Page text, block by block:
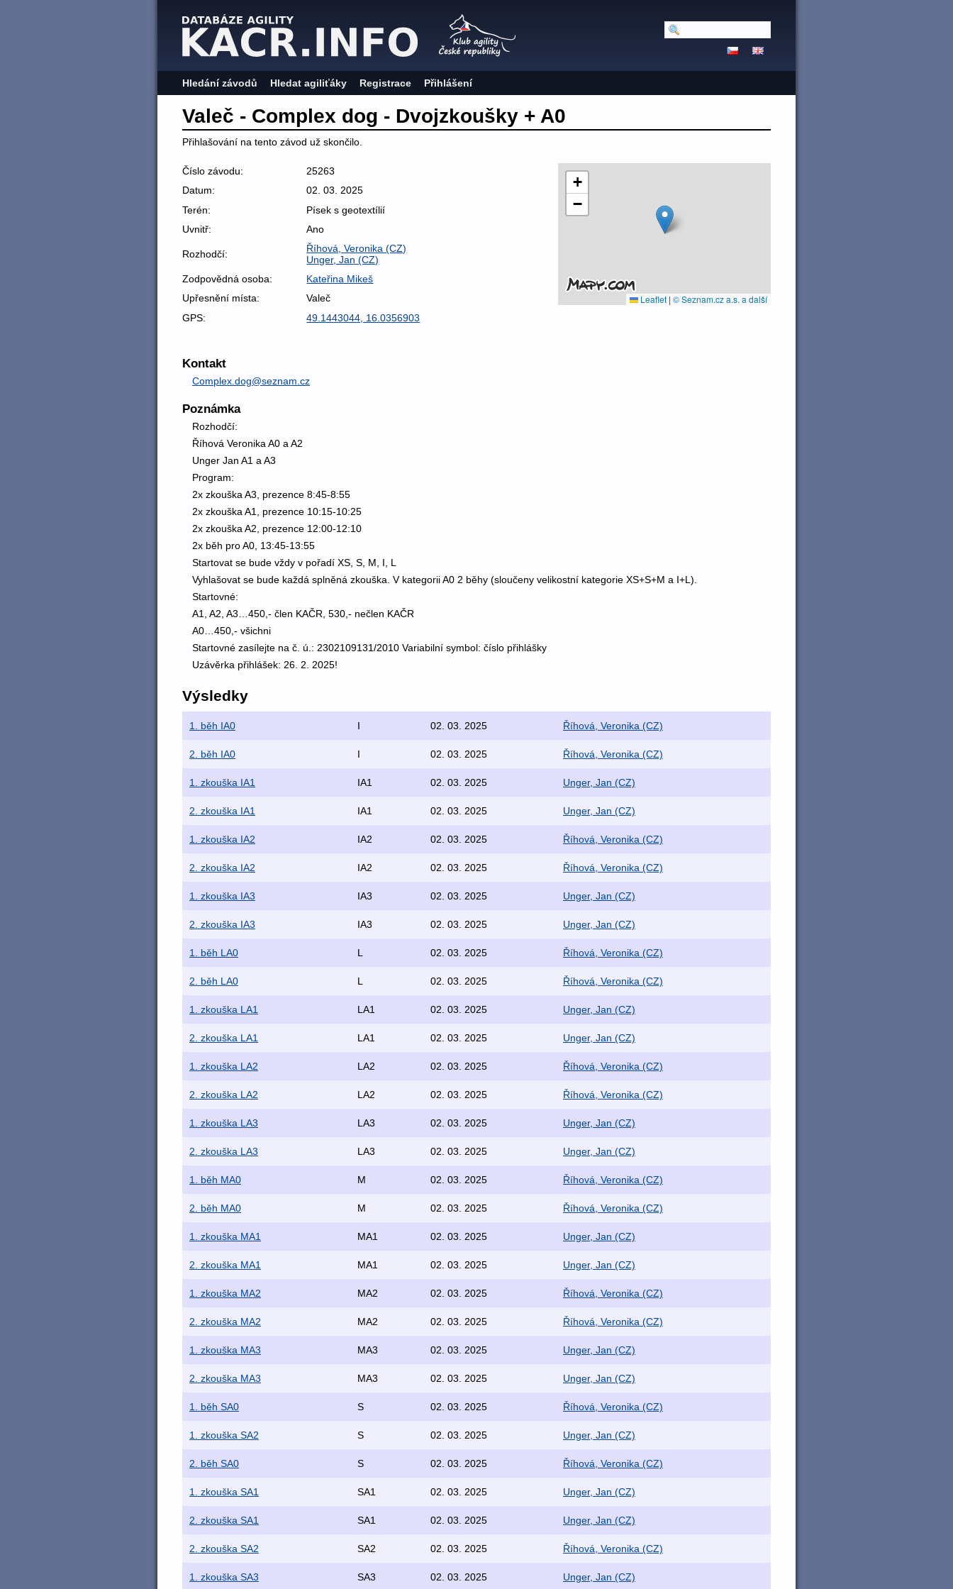
Hledání závodů Hledat agiliťáky Registrace Přihlášení
Valeč - Complex dog - Dvojzkoušky + A0
Přihlašování na tento závod už skončilo.
Číslo závodu:
25263
Datum:
02. 03. 2025
Terén:
Písek s geotextílií
Uvnitř:
Ano
Rozhodčí:
Říhová, Veronika (CZ)
Unger, Jan (CZ)
Zodpovědná osoba:
Kateřina Mikeš
Upřesnění místa:
Valeč
GPS:
49.1443044, 16.0356903
+
−
Leaflet | © Seznam.cz a.s. a další
Kontakt
Complex.dog@seznam.cz
Poznámka
Rozhodčí:
Říhová Veronika A0 a A2
Unger Jan A1 a A3
Program:
2x zkouška A3, prezence 8:45-8:55
2x zkouška A1, prezence 10:15-10:25
2x zkouška A2, prezence 12:00-12:10
2x běh pro A0, 13:45-13:55
Startovat se bude vždy v pořadí XS, S, M, I, L
Vyhlašovat se bude každá splněná zkouška. V kategorii A0 2 běhy (sloučeny velikostní kategorie XS+S+M a I+L).
Startovné:
A1, A2, A3…450,- člen KAČR, 530,- nečlen KAČR
A0…450,- všichni
Startovné zasílejte na č. ú.: 2302109131/2010 Variabilní symbol: číslo přihlášky
Uzávěrka přihlášek: 26. 2. 2025!
Výsledky
1. běh IA0 I 02. 03. 2025 Říhová, Veronika (CZ)
2. běh IA0 I 02. 03. 2025 Říhová, Veronika (CZ)
1. zkouška IA1 IA1 02. 03. 2025 Unger, Jan (CZ)
2. zkouška IA1 IA1 02. 03. 2025 Unger, Jan (CZ)
1. zkouška IA2 IA2 02. 03. 2025 Říhová, Veronika (CZ)
2. zkouška IA2 IA2 02. 03. 2025 Říhová, Veronika (CZ)
1. zkouška IA3 IA3 02. 03. 2025 Unger, Jan (CZ)
2. zkouška IA3 IA3 02. 03. 2025 Unger, Jan (CZ)
1. běh LA0 L 02. 03. 2025 Říhová, Veronika (CZ)
2. běh LA0 L 02. 03. 2025 Říhová, Veronika (CZ)
1. zkouška LA1 LA1 02. 03. 2025 Unger, Jan (CZ)
2. zkouška LA1 LA1 02. 03. 2025 Unger, Jan (CZ)
1. zkouška LA2 LA2 02. 03. 2025 Říhová, Veronika (CZ)
2. zkouška LA2 LA2 02. 03. 2025 Říhová, Veronika (CZ)
1. zkouška LA3 LA3 02. 03. 2025 Unger, Jan (CZ)
2. zkouška LA3 LA3 02. 03. 2025 Unger, Jan (CZ)
1. běh MA0 M 02. 03. 2025 Říhová, Veronika (CZ)
2. běh MA0 M 02. 03. 2025 Říhová, Veronika (CZ)
1. zkouška MA1 MA1 02. 03. 2025 Unger, Jan (CZ)
2. zkouška MA1 MA1 02. 03. 2025 Unger, Jan (CZ)
1. zkouška MA2 MA2 02. 03. 2025 Říhová, Veronika (CZ)
2. zkouška MA2 MA2 02. 03. 2025 Říhová, Veronika (CZ)
1. zkouška MA3 MA3 02. 03. 2025 Unger, Jan (CZ)
2. zkouška MA3 MA3 02. 03. 2025 Unger, Jan (CZ)
1. běh SA0 S 02. 03. 2025 Říhová, Veronika (CZ)
1. zkouška SA2 S 02. 03. 2025 Unger, Jan (CZ)
2. běh SA0 S 02. 03. 2025 Říhová, Veronika (CZ)
1. zkouška SA1 SA1 02. 03. 2025 Unger, Jan (CZ)
2. zkouška SA1 SA1 02. 03. 2025 Unger, Jan (CZ)
2. zkouška SA2 SA2 02. 03. 2025 Říhová, Veronika (CZ)
1. zkouška SA3 SA3 02. 03. 2025 Unger, Jan (CZ)